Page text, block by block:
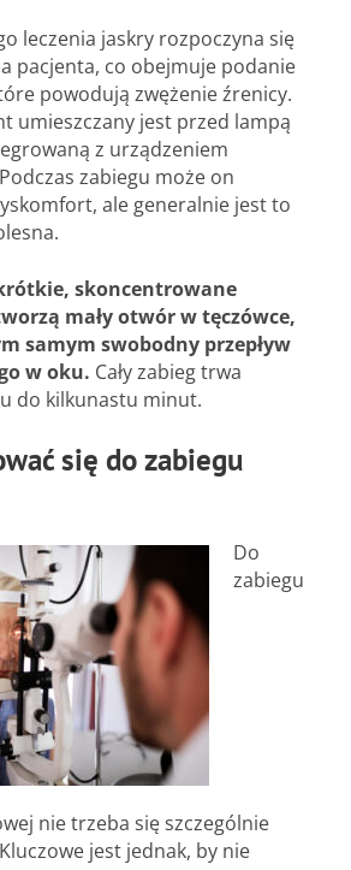
leczenia jaskry rozpoczyna się
pacjenta, co obejmuje podanie
powodują zwężenie źrenicy.
umieszczany jest przed lampą
z urządzeniem
zabiegu może on
ale generalnie jest to
skoncentrowane
mały otwór w tęczówce,
samym swobodny przepływ
w oku. Cały zabieg trwa
do kilkunastu minut.
się do zabiegu
Do
zabiegu
nie trzeba się szczególnie
jest jednak, by nie